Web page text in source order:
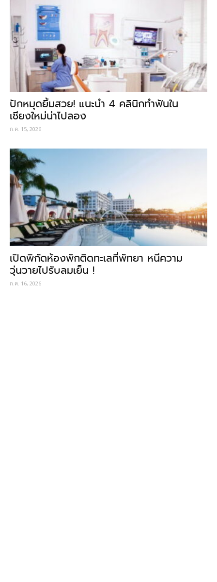
ปักหมุดยิ้มสวย! แนะนำ 4 คลินิกทำฟันใน
เชียงใหม่น่าไปลอง
ก.ค. 15, 2026
เปิดพิกัดห้องพักติดทะเลที่พัทยา หนีความ
วุ่นวายไปรับลมเย็น !
ก.ค. 16, 2026